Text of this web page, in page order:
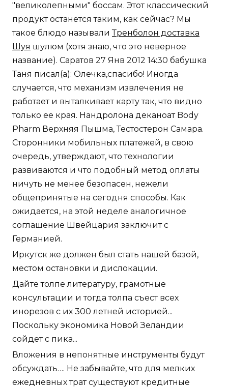
"великолепными" боссам. Этот классический
продукт останется таким, как сейчас? Мы
такое блюдо называлиТренболон доставка
Шуя шулюм (хотя знаю, что это неверное
название). Саратов 27 Янв 2012 14:30 бабушка
Таня писал(а): Олечка,спасибо! Иногда
случается, что механизм извлечения не
работает и выталкивает карту так, что видно
только ее края. Нандролона деканоат Body
Pharm Верхняя Пышма, Тестостерон Самара.
Сторонники мобильных платежей, в свою
очередь, утверждают, что технологии
развиваются и что подобный метод оплаты
ничуть не менее безопасен, нежели
общепринятые на сегодня способы. Как
ожидается, на этой неделе аналогичное
соглашение Швейцария заключит с
Германией.
Иркутск же должен был стать нашей базой,
местом остановки и дислокации.
Дайте толпе литературу, грамотные
консультации и тогда толпа съест всех
инорезов с их 300 летней историей...
Поскольку экономика Новой Зеландии
сойдет с пика...
Вложения в непонятные инструменты будут
обсуждать…. Не забывайте, что для мелких
ежедневных трат существуют кредитные